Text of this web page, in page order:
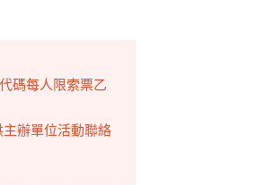
碼每人限索票乙
辦單位活動聯絡